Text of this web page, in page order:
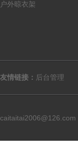
户外晾衣架
友情链接： 后台管理
caitaitai2006@126.com